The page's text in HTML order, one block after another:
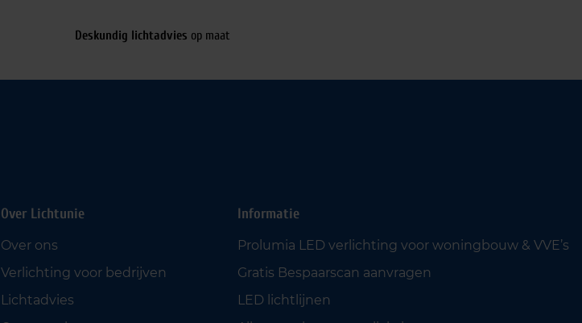
Deskundig lichtadvies op maat
Over Lichtunie
Over ons
Verlichting voor bedrijven
Lichtadvies
Informatie
Prolumia LED verlichting voor woningbouw & VVE’s
Gratis Bespaarscan aanvragen
LED lichtlijnen